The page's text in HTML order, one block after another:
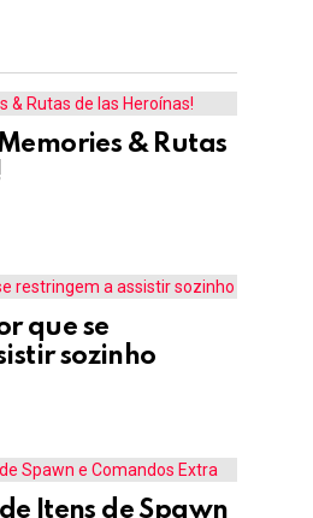
& Rutas
que se
sozinho
Itens de Spawn